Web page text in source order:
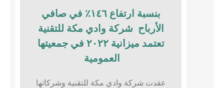
بنسبة ارتفاع ١٤٦٪؜ في صافي
الأرباح شركة وادي مكة للتقنية
تعتمد ميزانية ٢٠٢٢ في جمعيتها
العمومية
عقدت شركة وادي مكة للتقنية وشركاتها